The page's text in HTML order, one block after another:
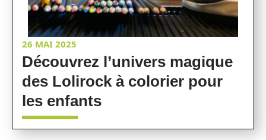
26 MAI 2025
Découvrez l’univers magique
des Lolirock à colorier pour
les enfants